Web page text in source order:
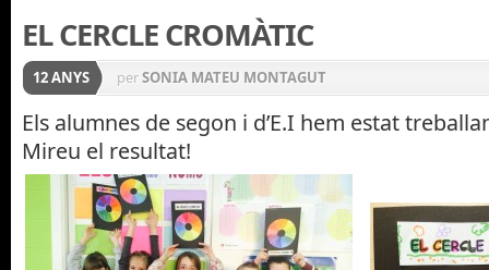
EL CERCLE CROMÀTIC
12 ANYS perSONIA MATEU MONTAGUT
Els alumnes de segon i d’E.I hem estat
Mireu el resultat!